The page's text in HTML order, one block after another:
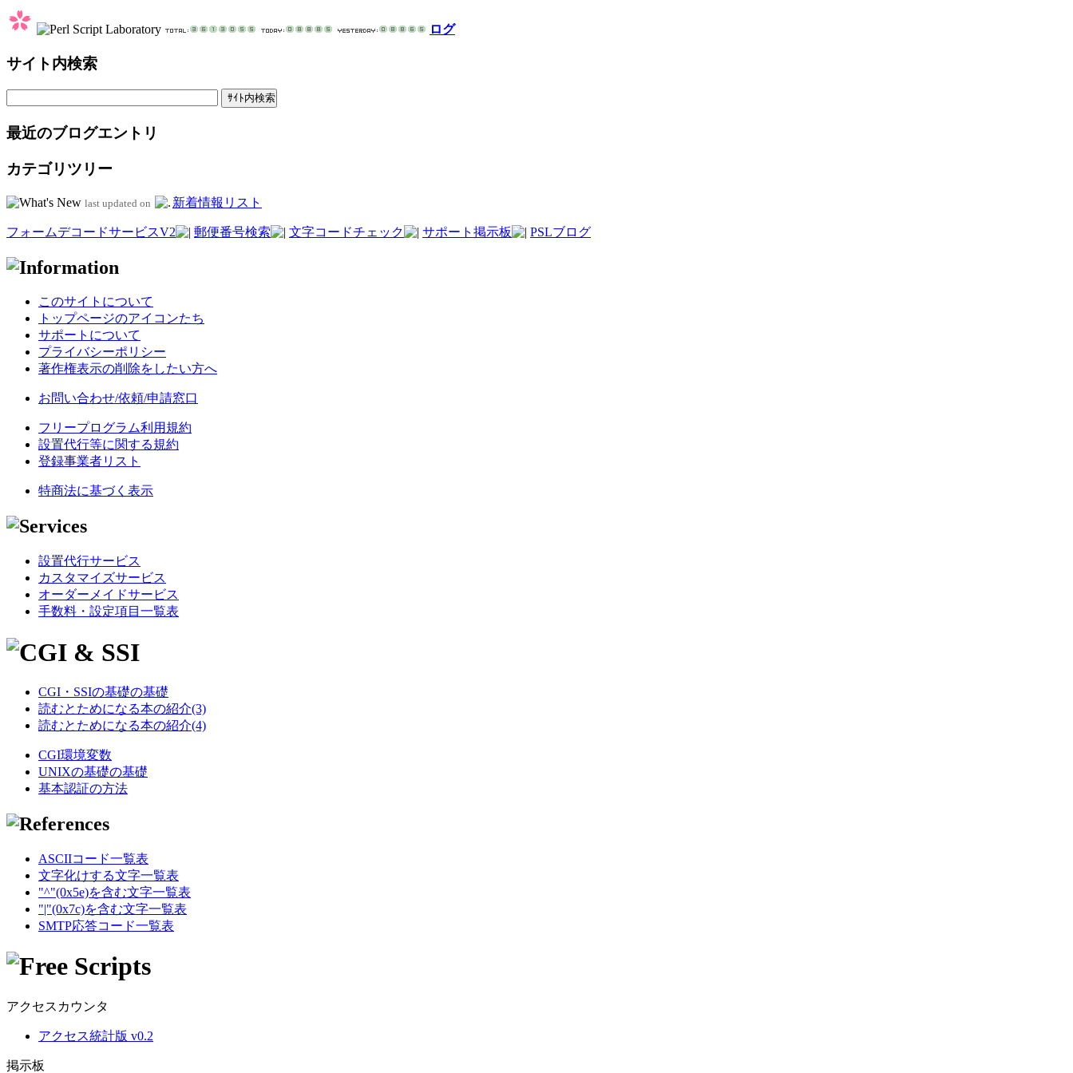
ログ
サイト内検索
最近のブログエントリ
カテゴリツリー
last updated on 新着情報リスト
フォームデコードサービスV2 郵便番号検索 文字コードチェック サポート掲示板 PSLブログ
このサイトについて
トップページのアイコンたち
サポートについて
プライバシーポリシー
著作権表示の削除をしたい方へ
お問い合わせ/依頼/申請窓口
フリープログラム利用規約
設置代行等に関する規約
登録事業者リスト
特商法に基づく表示
設置代行サービス
カスタマイズサービス
オーダーメイドサービス
手数料・設定項目一覧表
CGI・SSIの基礎の基礎
読むとためになる本の紹介(3)
読むとためになる本の紹介(4)
CGI環境変数
UNIXの基礎の基礎
基本認証の方法
ASCIIコード一覧表
文字化けする文字一覧表
"^"(0x5e)を含む文字一覧表
"|"(0x7c)を含む文字一覧表
SMTP応答コード一覧表
アクセスカウンタ
アクセス統計版 v0.2
掲示板